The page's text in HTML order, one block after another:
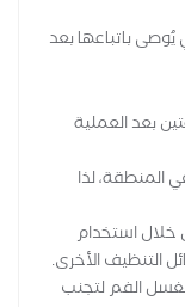
باتباعها بعد
بعد العملية
المنطقة، لذا
خلال استخدام
التنظيف الأخرى.
الفم لتجنب